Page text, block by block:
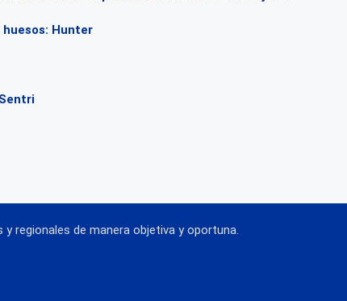
huesos: Hunter
regionales de manera objetiva y oportuna.